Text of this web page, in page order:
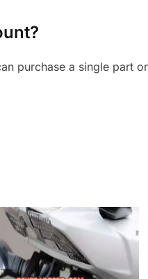
purchase a single part